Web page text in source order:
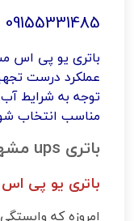
09155331485
باتری یو پی اس
عملکرد درست
توجه به شرایط
مناسب انتخاب
باتری ups مشهد
باتری یو پی
امروزه که